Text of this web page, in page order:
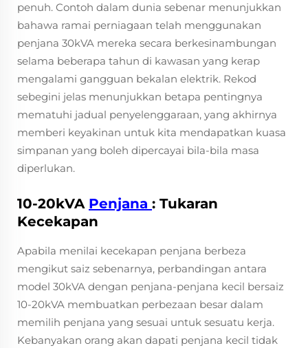
penuh. Contoh dalam dunia sebenar menunjukkan
bahawa ramai perniagaan telah menggunakan
penjana 30kVA mereka secara berkesinambungan
selama beberapa tahun di kawasan yang kerap
mengalami gangguan bekalan elektrik. Rekod
sebegini jelas menunjukkan betapa pentingnya
mematuhi jadual penyelenggaraan, yang akhirnya
memberi keyakinan untuk kita mendapatkan kuasa
simpanan yang boleh dipercayai bila-bila masa
diperlukan.
10-20kVA Penjana : Tukaran
Kecekapan
Apabila menilai kecekapan penjana berbeza
mengikut saiz sebenarnya, perbandingan antara
model 30kVA dengan penjana-penjana kecil bersaiz
10-20kVA membuatkan perbezaan besar dalam
memilih penjana yang sesuai untuk sesuatu kerja.
Kebanyakan orang akan dapati penjana kecil tidak